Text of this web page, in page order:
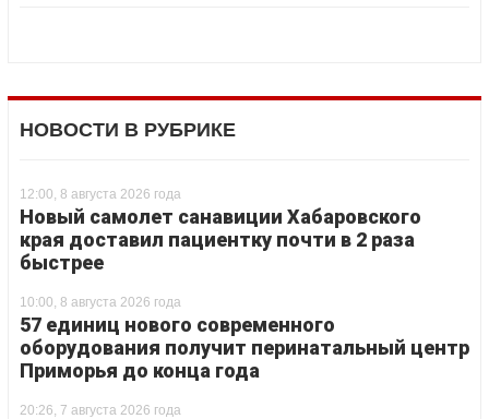
НОВОСТИ В РУБРИКЕ
12:00, 8 августа 2026 года
Новый самолет санавиции Хабаровского
края доставил пациентку почти в 2 раза
быстрее
10:00, 8 августа 2026 года
57 единиц нового современного
оборудования получит перинатальный центр
Приморья до конца года
20:26, 7 августа 2026 года